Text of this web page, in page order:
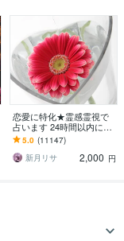
恋愛に特化★霊感霊視で
占います 24時間以内に返
信、スピリチュアル鑑定
5.0 (11147)
新月リサ
2,000 円